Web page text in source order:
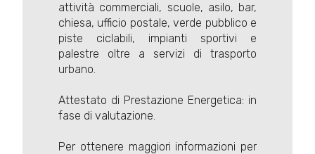
attività commerciali, scuole, asilo, bar,
chiesa, ufficio postale, verde pubblico e
piste ciclabili, impianti sportivi e
palestre oltre a servizi di trasporto
urbano.
Attestato di Prestazione Energetica: in
fase di valutazione.
Per ottenere maggiori informazioni per